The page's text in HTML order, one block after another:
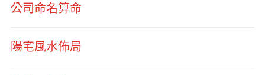
公司命名算命
陽宅風水佈局